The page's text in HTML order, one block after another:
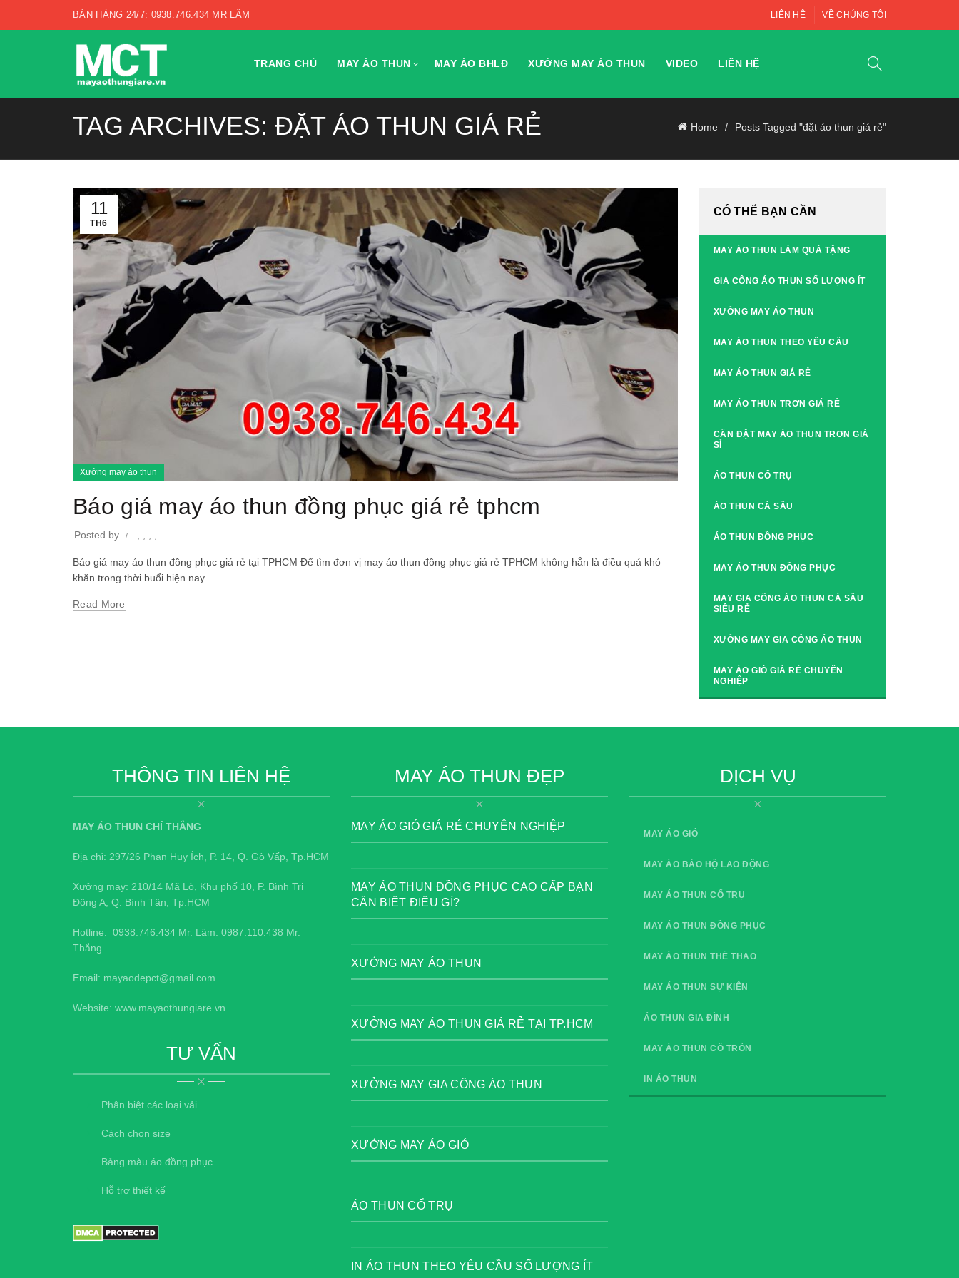
BÁN HÀNG 24/7: 0938.746.434 MR LÂM LIÊN HỆ VỀ CHÚNG TÔI
TRANG CHỦ MAY ÁO THUN MAY ÁO BHLĐ XƯỞNG MAY ÁO THUN VIDEO LIÊN HỆ
TAG ARCHIVES: ĐẶT ÁO THUN GIÁ RẺ Home Posts Tagged "đặt áo thun giá rẻ"
11
TH6
Xưởng may áo thun
Báo giá may áo thun đồng phục giá rẻ tphcm
Posted by
Báo giá may áo thun đồng phục giá rẻ tại TPHCM Để tìm đơn vị may áo thun đồng phục giá rẻ TPHCM không hẳn là điều quá khó
khăn trong thời buổi hiện nay....
Read More
CÓ THỂ BẠN CẦN
MAY ÁO THUN LÀM QUÀ TẶNG
GIA CÔNG ÁO THUN SỐ LƯỢNG ÍT
XƯỞNG MAY ÁO THUN
MAY ÁO THUN THEO YÊU CẦU
MAY ÁO THUN GIÁ RẺ
MAY ÁO THUN TRƠN GIÁ RẺ
CẦN ĐẶT MAY ÁO THUN TRƠN GIÁ
SỈ
ÁO THUN CỔ TRỤ
ÁO THUN CÁ SẤU
ÁO THUN ĐỒNG PHỤC
MAY ÁO THUN ĐỒNG PHỤC
MAY GIA CÔNG ÁO THUN CÁ SẤU
SIÊU RẺ
XƯỞNG MAY GIA CÔNG ÁO THUN
MAY ÁO GIÓ GIÁ RẺ CHUYÊN
NGHIỆP
THÔNG TIN LIÊN HỆ
MAY ÁO THUN CHÍ THẮNG
Địa chỉ: 297/26 Phan Huy Ích, P. 14, Q. Gò Vấp, Tp.HCM
Xưởng may: 210/14 Mã Lò, Khu phố 10, P. Bình Trị
Đông A, Q. Bình Tân, Tp.HCM
Hotline: 0938.746.434 Mr. Lâm. 0987.110.438 Mr.
Thắng
Email: mayaodepct@gmail.com
Website: www.mayaothungiare.vn
TƯ VẤN
Phân biệt các loại vải
Cách chọn size
Bảng màu áo đồng phục
Hỗ trợ thiết kế
MAY ÁO THUN ĐẸP
MAY ÁO GIÓ GIÁ RẺ CHUYÊN NGHIỆP
MAY ÁO THUN ĐỒNG PHỤC CAO CẤP BẠN
CẦN BIẾT ĐIỀU GÌ?
XƯỞNG MAY ÁO THUN
XƯỞNG MAY ÁO THUN GIÁ RẺ TẠI TP.HCM
XƯỞNG MAY GIA CÔNG ÁO THUN
XƯỞNG MAY ÁO GIÓ
ÁO THUN CỔ TRỤ
IN ÁO THUN THEO YÊU CẦU SỐ LƯỢNG ÍT
DỊCH VỤ
MAY ÁO GIÓ
MAY ÁO BẢO HỘ LAO ĐỘNG
MAY ÁO THUN CỔ TRỤ
MAY ÁO THUN ĐỒNG PHỤC
MAY ÁO THUN THỂ THAO
MAY ÁO THUN SỰ KIỆN
ÁO THUN GIA ĐÌNH
MAY ÁO THUN CỔ TRÒN
IN ÁO THUN